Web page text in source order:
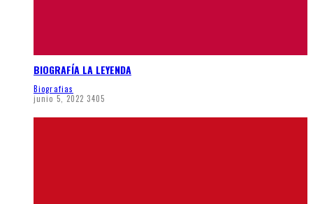
BIOGRAFÍA LA LEYENDA
Biografias
junio 5, 2022 3405